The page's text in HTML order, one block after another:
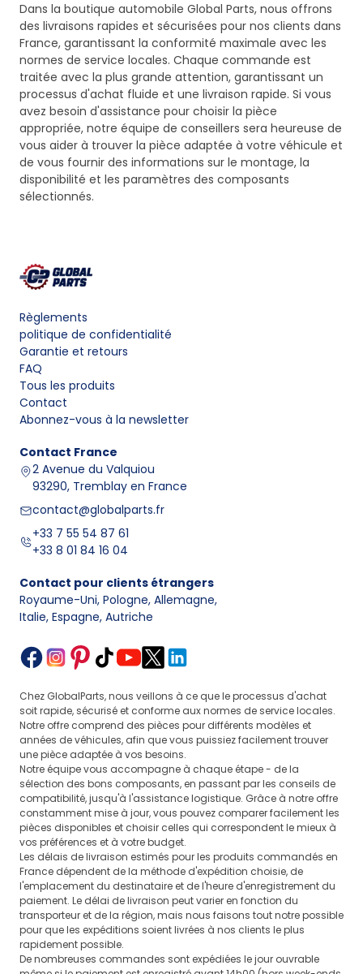
Dans la boutique automobile Global Parts, nous offrons
des livraisons rapides et sécurisées pour nos clients dans
France, garantissant la conformité maximale avec les
normes de service locales. Chaque commande est
traitée avec la plus grande attention, garantissant un
processus d'achat fluide et une livraison rapide. Si vous
avez besoin d'assistance pour choisir la pièce
appropriée, notre équipe de conseillers sera heureuse de
vous aider à trouver la pièce adaptée à votre véhicule et
de vous fournir des informations sur le montage, la
disponibilité et les paramètres des composants
sélectionnés.
Règlements
politique de confidentialité
Garantie et retours
FAQ
Tous les produits
Contact
Abonnez-vous à la newsletter
Contact France
2 Avenue du Valquiou
93290, Tremblay en France
contact@globalparts.fr
+33 7 55 54 87 61
+33 8 01 84 16 04
Contact pour clients étrangers
Royaume-Uni, Pologne, Allemagne,
Italie, Espagne, Autriche
Chez GlobalParts, nous veillons à ce que le processus d'achat
soit rapide, sécurisé et conforme aux normes de service locales.
Notre offre comprend des pièces pour différents modèles et
années de véhicules, afin que vous puissiez facilement trouver
une pièce adaptée à vos besoins.
Notre équipe vous accompagne à chaque étape - de la
sélection des bons composants, en passant par les conseils de
compatibilité, jusqu'à l'assistance logistique. Grâce à notre offre
constamment mise à jour, vous pouvez comparer facilement les
pièces disponibles et choisir celles qui correspondent le mieux à
vos préférences et à votre budget.
Les délais de livraison estimés pour les produits commandés en
France dépendent de la méthode d'expédition choisie, de
l'emplacement du destinataire et de l'heure d'enregistrement du
paiement. Le délai de livraison peut varier en fonction du
transporteur et de la région, mais nous faisons tout notre possible
pour que les expéditions soient livrées à nos clients le plus
rapidement possible.
De nombreuses commandes sont expédiées le jour ouvrable